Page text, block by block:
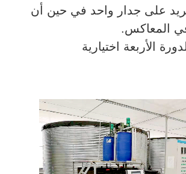
على جدار واحد في حين أن
في المعاكس.
الأربعة اختيارية